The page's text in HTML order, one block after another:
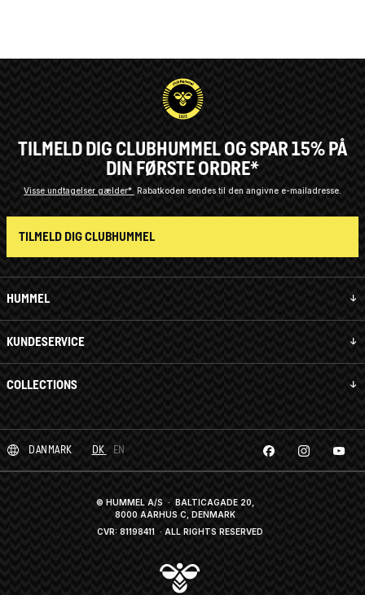
HUMMEL
KUNDESERVICE
COLLECTIONS
TILMELD DIG CLUBHUMMEL OG SPAR 15% PÅ
DIN FØRSTE ORDRE*
Visse undtagelser gælder* Rabatkoden sendes til den angivne e-mailadresse.
TILMELD DIG CLUBHUMMEL
DANMARK DK EN
© HUMMEL A/S · BALTICAGADE 20,
8000 AARHUS C, DENMARK
CVR: 81198411· ALL RIGHTS RESERVED